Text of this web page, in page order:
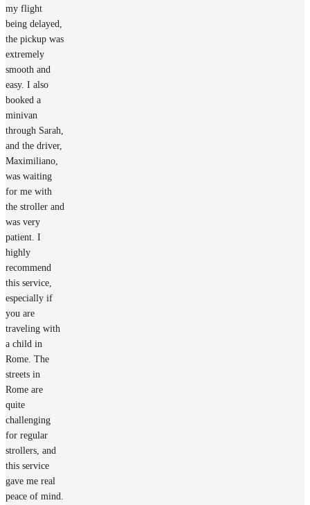
my flight
being delayed,
the pickup was
extremely
smooth and
easy. I also
booked a
minivan
through Sarah,
and the driver,
Maximiliano,
was waiting
for me with
the stroller and
was very
patient. I
highly
recommend
this service,
especially if
you are
traveling with
a child in
Rome. The
streets in
Rome are
quite
challenging
for regular
strollers, and
this service
gave me real
peace of mind.